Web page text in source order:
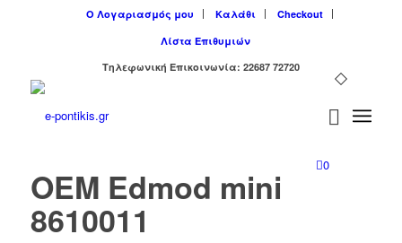
Ο Λογαριασμός μου Καλάθι
Checkout
Λίστα Επιθυμιών
Tηλεφωνική Επικοινωνία: 22687 72720
0
OEM Edmod mini
8610011